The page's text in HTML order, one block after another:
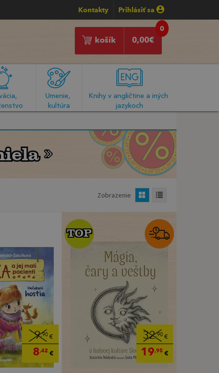
Kontakty Prihlásiť sa
0
0,00€
košík
Umenie,
kultúra
Knihy v angličtine a iných
jazykoch
Zobrazenie
9,90 €
8,42 €
32,90€
19,95€
TOP
TOP